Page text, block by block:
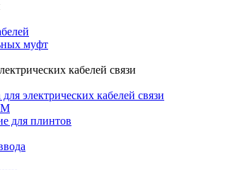
муфт
кабелей связи
электрических кабелей связи
для плинтов